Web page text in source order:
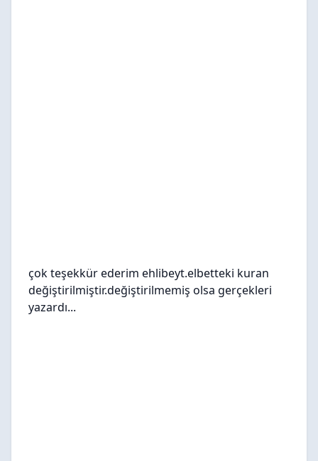
çok teşekkür ederim ehlibeyt.elbetteki kuran
değiştirilmiştir.değiştirilmemiş olsa gerçekleri
yazardı...